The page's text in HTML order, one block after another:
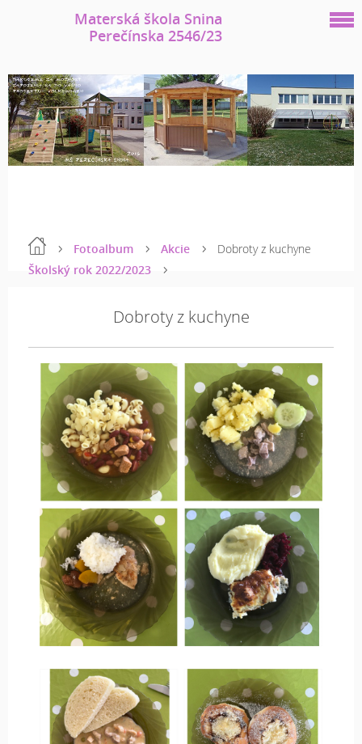
Materská škola Snina
Perečínska 2546/23
Fotoalbum
Akcie
Školský rok 2022/2023
Dobroty z kuchyne
Dobroty z kuchyne